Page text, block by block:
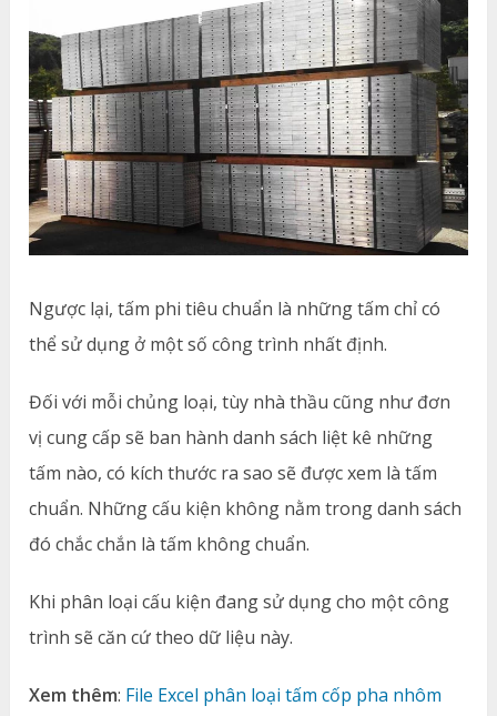
Ngược lại, tấm phi tiêu chuẩn là những tấm chỉ có
thể sử dụng ở một số công trình nhất định.
Đối với mỗi chủng loại, tùy nhà thầu cũng như đơn
vị cung cấp sẽ ban hành danh sách liệt kê những
tấm nào, có kích thước ra sao sẽ được xem là tấm
chuẩn. Những cấu kiện không nằm trong danh sách
đó chắc chắn là tấm không chuẩn.
Khi phân loại cấu kiện đang sử dụng cho một công
trình sẽ căn cứ theo dữ liệu này.
Xem thêm: File Excel phân loại tấm cốp pha nhôm